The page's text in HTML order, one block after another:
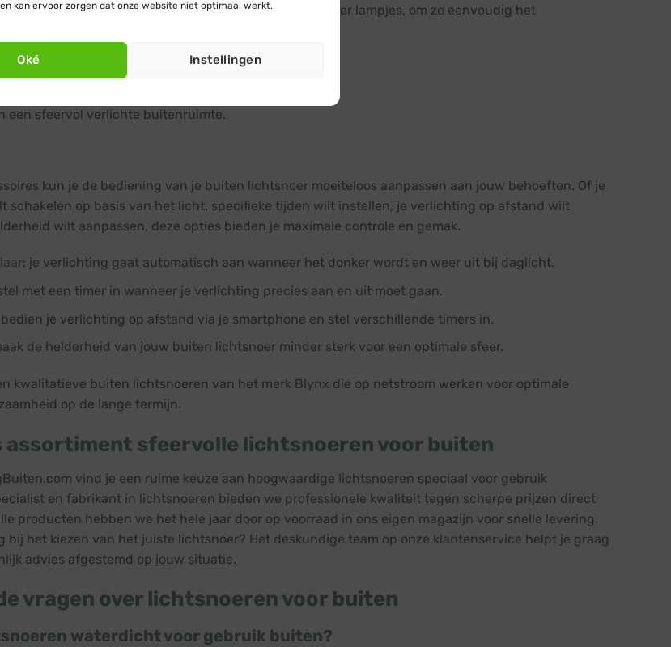
kan ervoor zorgen dat onze website niet optimaal werkt.
Oké Instellingen
optioneel metkoppelbare verlengsnoeren
zonder lampjes, om zo eenvoudig het
te bereiken.
op.
in het stopcontact.
een sfeervol verlichte buitenruimte.
kun je de bediening van je buiten lichtsnoer moeiteloos aanpassen aan jouw behoeften. Of je
schakelen op basis van het licht, specifieke tijden wilt instellen, je verlichting op afstand wilt
wilt aanpassen, deze opties bieden je maximale controle en gemak.
: je verlichting gaat automatisch aan wanneer het donker wordt en weer uit bij daglicht.
met een timer in wanneer je verlichting precies aan en uit moet gaan.
bedien je verlichting op afstand via je smartphone en stel verschillende timers in.
de helderheid van jouw buiten lichtsnoer minder sterk voor een optimale sfeer.
kwalitatieve buiten lichtsnoeren van het merk Blynx die op netstroom werken voor optimale
op de lange termijn.
assortiment sfeervolle lichtsnoeren voor buiten
vind je een ruime keuze aan hoogwaardige lichtsnoeren speciaal voor gebruik
en fabrikant in lichtsnoeren bieden we professionele kwaliteit tegen scherpe prijzen direct
producten hebben we het hele jaar door op voorraad in ons eigen magazijn voor snelle levering.
bij het kiezen van het juiste lichtsnoer? Het deskundige team op onze klantenservice helpt je graag
advies afgestemd op jouw situatie.
vragen over lichtsnoeren voor buiten
waterdicht voor gebruik buiten?